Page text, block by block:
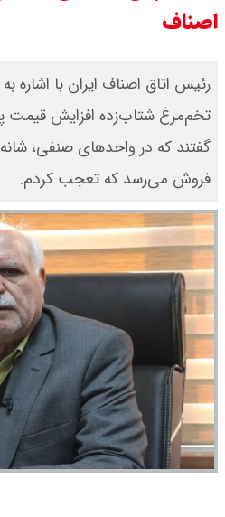
۱۴۰۵ اعلام شد/ طلا بر مدار صعود
/ نفت
اصناف
رئیس اتاق اصناف ایران با
تخم‌مرغ شتاب‌زده افزایش قیمت
فروش می‌رسد که تعجب کردم.